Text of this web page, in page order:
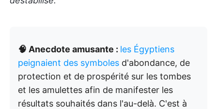
🧠 Anecdote amusante : les Égyptiens
peignaient des symboles d'abondance, de
protection et de prospérité sur les tombes
et les amulettes afin de manifester les
résultats souhaités dans l'au-delà. C'est à